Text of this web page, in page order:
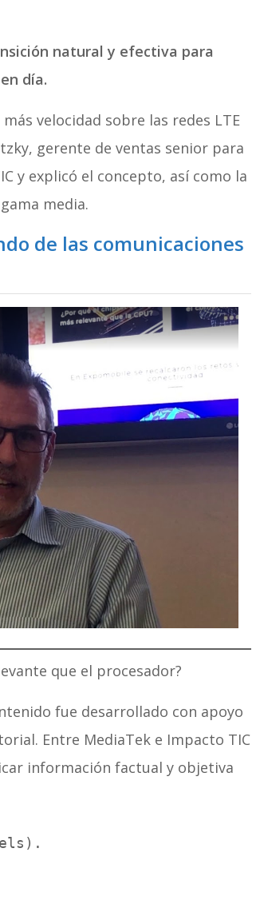
natural y efectiva para
día.
velocidad sobre las redes LTE
gerente de ventas senior para
y explicó el concepto, así como la
media.
de las comunicaciones
que el procesador?
fue desarrollado con apoyo
Entre MediaTek e Impacto TIC
información factual y objetiva